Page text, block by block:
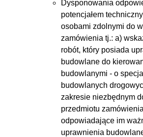
Dysponowania
potencjałem
osobami zdolnymi do
zamówienia tj.: a)
robót, który posiada
budowlane do
budowlanymi - o
budowlanych
zakresie niezbędnym
przedmiotu
odpowiadające im
uprawnienia